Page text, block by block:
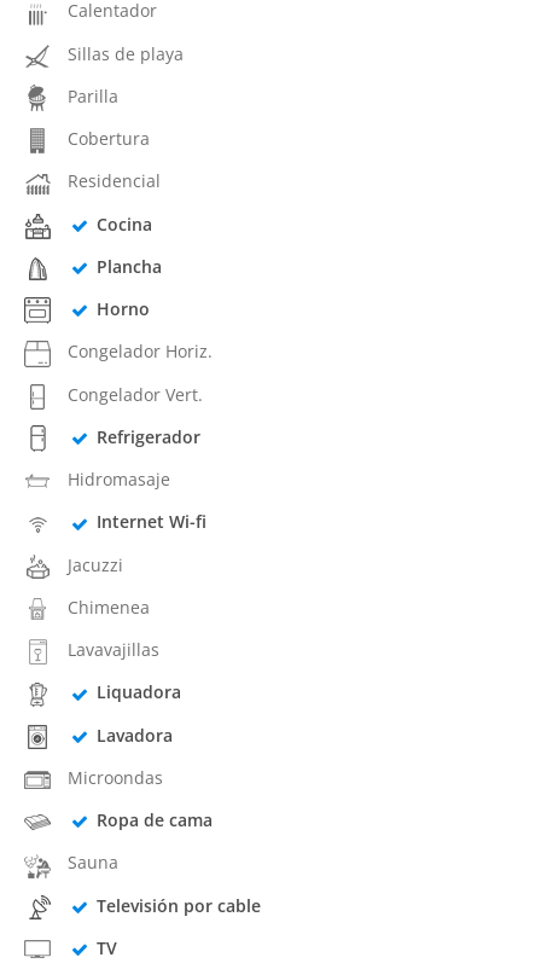
Calentador
Sillas de playa
Parilla
Cobertura
Residencial
Cocina
Plancha
Horno
Congelador Horiz.
Congelador Vert.
Refrigerador
Hidromasaje
Internet Wi-fi
Jacuzzi
Chimenea
Lavavajillas
Liquadora
Lavadora
Microondas
Ropa de cama
Sauna
Televisión por cable
TV